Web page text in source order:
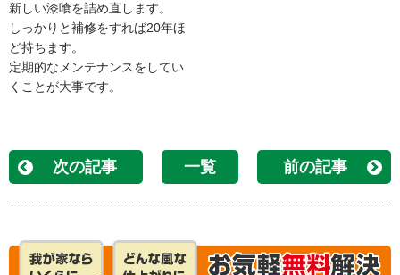
新しい漆喰を詰め直します。
しっかりと補修をすれば20年ほ
ど持ちます。
定期的なメンテナンスをしてい
くことが大事です。
次の記事 一覧 前の記事